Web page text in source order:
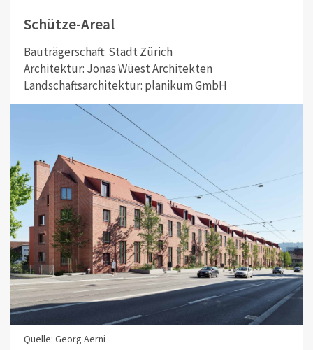
Schütze-Areal
Bauträgerschaft: Stadt Zürich
Architektur: Jonas Wüest Architekten
Landschaftsarchitektur: planikum GmbH
Quelle: Georg Aerni